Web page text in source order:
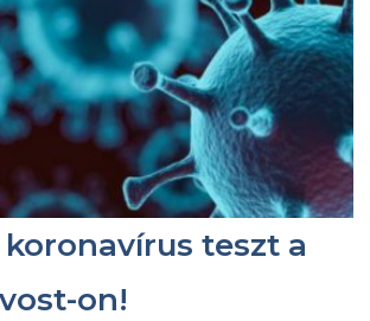
koronavírus teszt a
on!